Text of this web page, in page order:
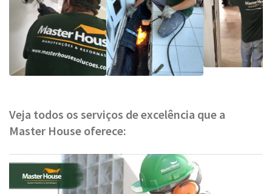
Veja todos os serviços de excelência que a
Master House oferece: